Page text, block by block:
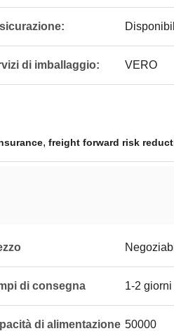
di imballaggio: VERO
, freight forward risk
di consegna 1-2 giorni
di alimentazione 50000